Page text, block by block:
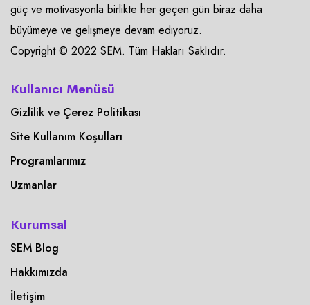
güç ve motivasyonla birlikte her geçen gün biraz daha
büyümeye ve gelişmeye devam ediyoruz.
Copyright © 2022 SEM. Tüm Hakları Saklıdır.
Kullanıcı Menüsü
Gizlilik ve Çerez Politikası
Site Kullanım Koşulları
Programlarımız
Uzmanlar
Kurumsal
SEM Blog
Hakkımızda
İletişim